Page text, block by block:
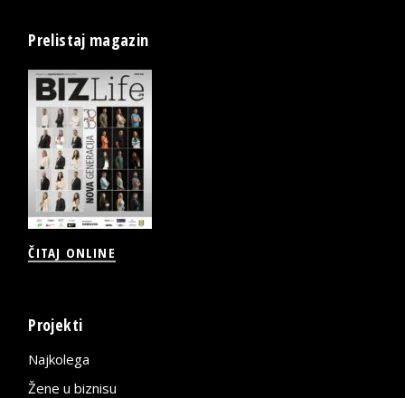
Prelistaj magazin
ČITAJ ONLINE
Projekti
Najkolega
Žene u biznisu